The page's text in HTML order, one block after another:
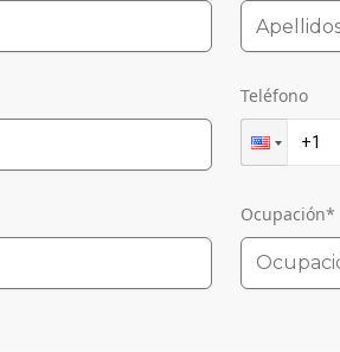
Teléfono
Ocupación*